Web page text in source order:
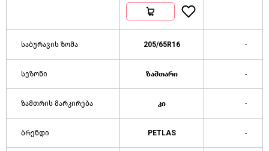
საბურავის ზომა 205/65R16 -
სეზონი ზამთარი -
ზამთრის მარკირება კი -
ბრენდი PETLAS -